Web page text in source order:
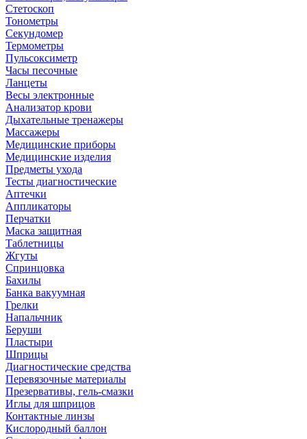
Стетоскоп
Тонометры
Секундомер
Термометры
Пульсоксиметр
Часы песочные
Ланцеты
Весы электронные
Анализатор крови
Дыхательные тренажеры
Массажеры
Медицинские приборы
Медицинские изделия
Предметы ухода
Тесты диагностические
Аптечки
Аппликаторы
Перчатки
Маска защитная
Таблетницы
Жгуты
Спринцовка
Бахилы
Банка вакуумная
Грелки
Напальчник
Беруши
Пластыри
Шприцы
Диагностические средства
Перевязочные материалы
Презервативы, гель-смазки
Иглы для шприцов
Контактные линзы
Кислородный баллон